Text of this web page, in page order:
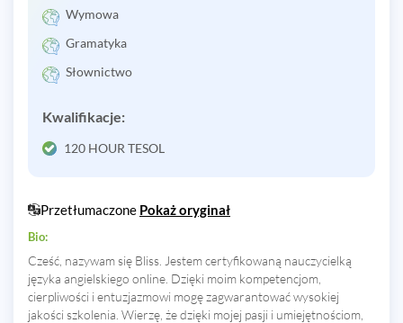
Wymowa
Gramatyka
Słownictwo
Kwalifikacje:
120 HOUR TESOL
Przetłumaczone Pokaż oryginał
Bio:
Cześć, nazywam się Bliss. Jestem certyfikowaną nauczycielką
języka angielskiego online. Dzięki moim kompetencjom,
cierpliwości i entuzjazmowi mogę zagwarantować wysokiej
jakości szkolenia. Wierzę, że dzięki mojej pasji i umiejętnościom,